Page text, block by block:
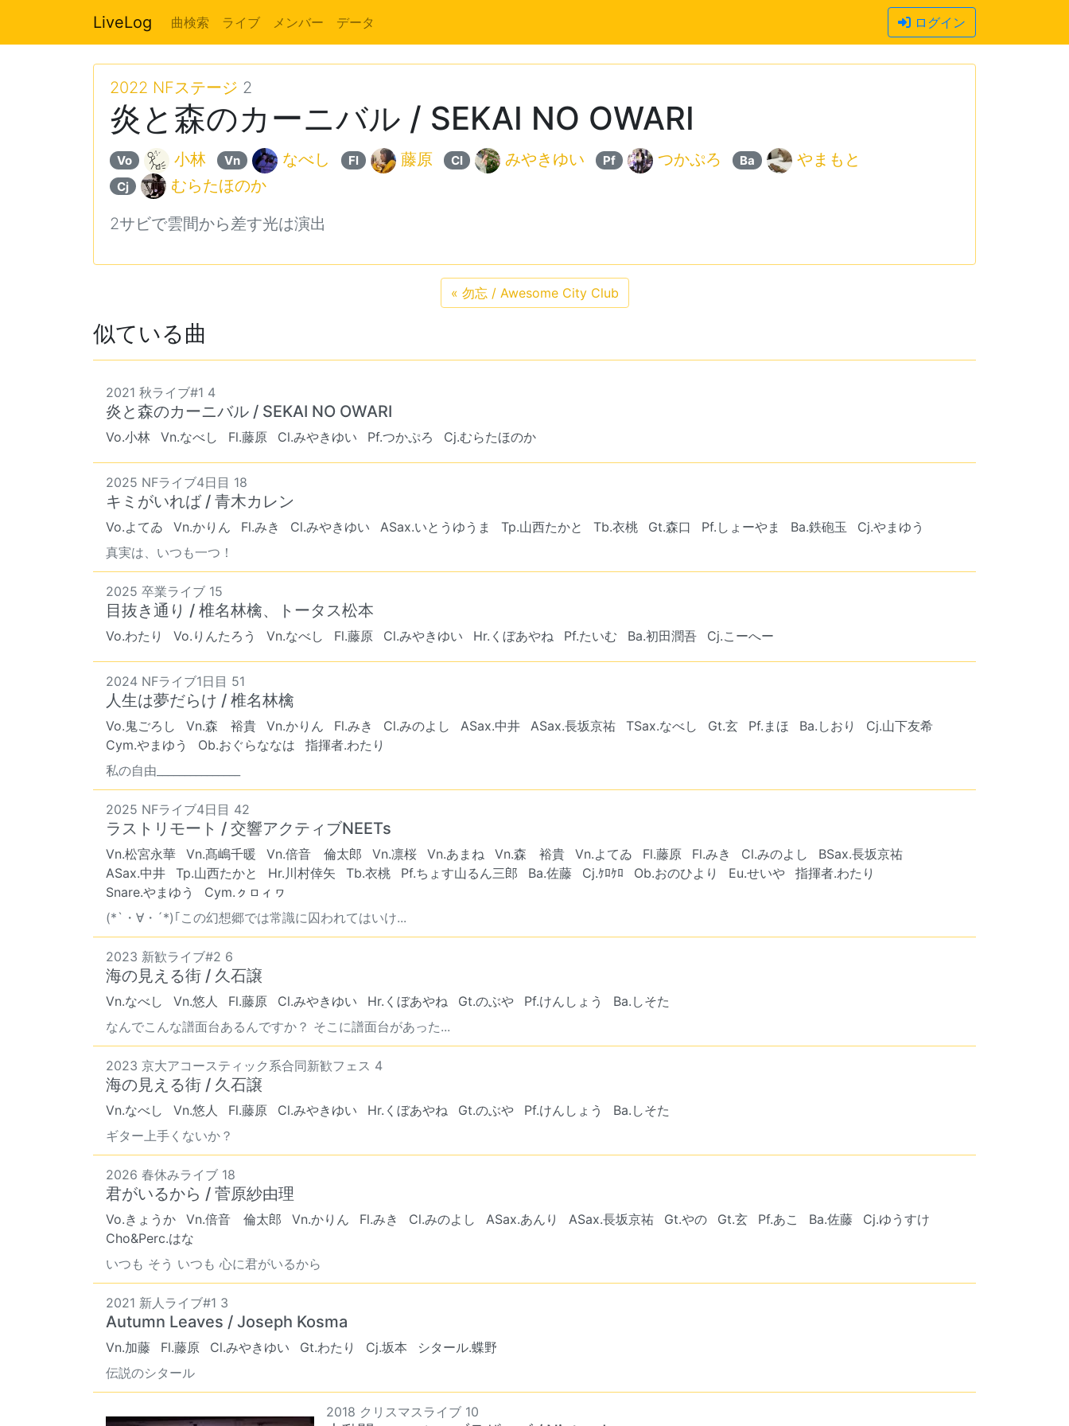
LiveLog 曲検索 ライブ メンバー データ ログイン
2022 NFステージ 2
炎と森のカーニバル / SEKAI NO OWARI
Vo 小林 Vn なべし Fl 藤原 Cl みやきゆい Pf つかぷろ Ba やまもと
Cj むらたほのか
2サビで雲間から差す光は演出
« 勿忘 / Awesome City Club
似ている曲
2021 秋ライブ#1 4
炎と森のカーニバル / SEKAI NO OWARI
Vo.小林 Vn.なべし Fl.藤原 Cl.みやきゆい Pf.つかぷろ Cj.むらたほのか
2025 NFライブ4日目 18
キミがいれば / 青木カレン
Vo.よてゐ Vn.かりん Fl.みき Cl.みやきゆい ASax.いとうゆうま Tp.山西たかと Tb.衣桃 Gt.森口 Pf.しょーやま Ba.鉄砲玉
Cj.やまゆう
真実は、いつも一つ！
2025 卒業ライブ 15
目抜き通り / 椎名林檎、トータス松本
Vo.わたり Vo.りんたろう Vn.なべし Fl.藤原 Cl.みやきゆい Hr.くぼあやね Pf.たいむ Ba.初田潤吾 Cj.こーへー
2024 NFライブ1日目 51
人生は夢だらけ / 椎名林檎
Vo.鬼ごろし Vn.森 裕貴 Vn.かりん Fl.みき Cl.みのよし ASax.中井 ASax.長坂京祐 TSax.なべし Gt.玄 Pf.まほ Ba.しおり
Cj.山下友希
Cym.やまゆう
Ob.おぐらななは
指揮者.わたり
私の自由_______________
2025 NFライブ4日目 42
ラストリモート / 交響アクティブNEETs
Vn.松宮永華 Vn.髙嶋千暖 Vn.倍音 倫太郎 Vn.凛桜 Vn.あまね Vn.森 裕貴 Vn.よてゐ Fl.藤原 Fl.みき Cl.みのよし
BSax.長坂京祐
ASax.中井
Tp.山西たかと Hr.川村倖矢 Tb.衣桃 Pf.ちょす山るん三郎 Ba.佐藤 Cj.ｹﾛｹﾛ Ob.おのひより Eu.せいや
指揮者.わたり
Snare.やまゆう
Cym.ㇰㇿィヮ
(*`・∀・´*)｢この幻想郷では常識に囚われてはいけ...
2023 新歓ライブ#2 6
海の見える街 / 久石譲
Vn.なべし Vn.悠人 Fl.藤原 Cl.みやきゆい Hr.くぼあやね Gt.のぶや Pf.けんしょう
Ba.しそた
なんでこんな譜面台あるんですか？ そこに譜面台があった...
2023 京大アコースティック系合同新歓フェス 4
海の見える街 / 久石譲
Vn.なべし Vn.悠人 Fl.藤原 Cl.みやきゆい Hr.くぼあやね Gt.のぶや Pf.けんしょう
Ba.しそた
ギター上手くないか？
2026 春休みライブ 18
君がいるから / 菅原紗由理
Vo.きょうか Vn.倍音 倫太郎 Vn.かりん Fl.みき Cl.みのよし ASax.あんり ASax.長坂京祐 Gt.やの Gt.玄 Pf.あこ Ba.佐藤
Cj.ゆうすけ
Cho&Perc.はな
いつも そう いつも 心に君がいるから
2021 新人ライブ#1 3
Autumn Leaves / Joseph Kosma
Vn.加藤 Fl.藤原 Cl.みやきゆい Gt.わたり Cj.坂本
シタール.蝶野
伝説のシタール
2018 クリスマスライブ 10